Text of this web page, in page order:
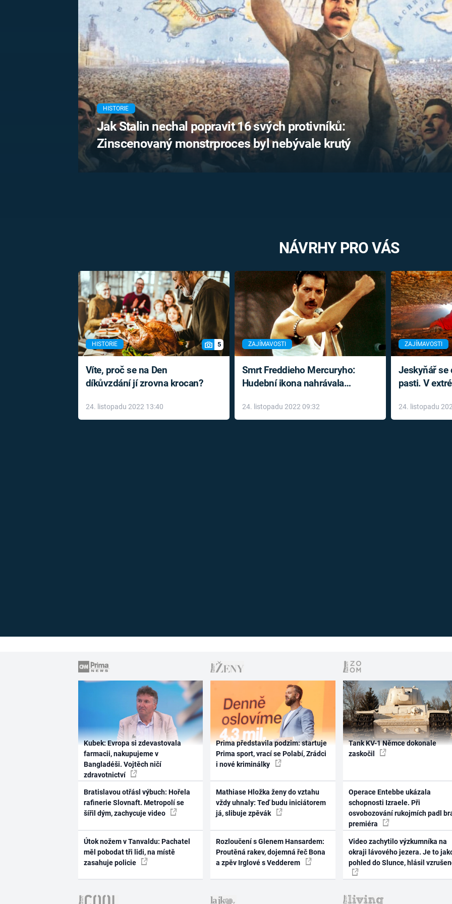
PRVNÍ SVĚTOVÁ
MARIE TEREZIE
NAPOLEON
BONAPARTE
KRÁLOVSKÁ
RODINA
UFO A
MIMOZEMŠŤANÉ
UTAJENÉ PŘÍBĚHY
ČESKÝCH DĚJIN
ALTERNATIVNÍ
HISTORIE
FILMY
REALITA
HORORY
OPTICKÉ
KLAMY
HISTORIE
Jak Stalin nechal popravit 16 svých protivníků:
Zinscenovaný monstrproces byl nebývale krutý
NÁVRHY PRO VÁS
HISTORIE 5
Víte, proč se na Den
díkůvzdání jí zrovna krocan?
24. listopadu 2022 13:40
ZAJÍMAVOSTI
Smrt Freddieho Mercuryho:
Hudební ikona nahrávala
léky
24. listopadu 2022 09:32
ZAJÍMAVOSTI
Jeskyňář se
pasti. V
24. listopadu
Kubek: Evropa si zdevastovala
farmacii, nakupujeme v
Bangladéši. Vojtěch ničí
zdravotnictví
Bratislavou otřásl výbuch: Hořela
rafinerie Slovnaft. Metropolí se
šířil dým, zachycuje video
Útok nožem v Tanvaldu: Pachatel
měl pobodat tři lidi, na místě
zasahuje policie
Prima představila podzim: startuje
Prima sport, vrací se Polabí, Zrádci
i nové kriminálky
Mathiase Hložka ženy do vztahu
vždy uhnaly: Teď budu iniciátorem
já, slibuje zpěvák
Rozloučení s Glenem Hansardem:
Proutěná rakev, dojemná řeč Bona
a zpěv Irglové s Vedderem
Tank KV-1 Němce dokonale
zaskočil
Operace Entebbe ukázala
schopnosti Izraele. Při
osvobozování rukojmích padl
premiéra
Video zachytilo výzkumníka na
okraji lávového jezera. Je to
pohled do Slunce, hlásil